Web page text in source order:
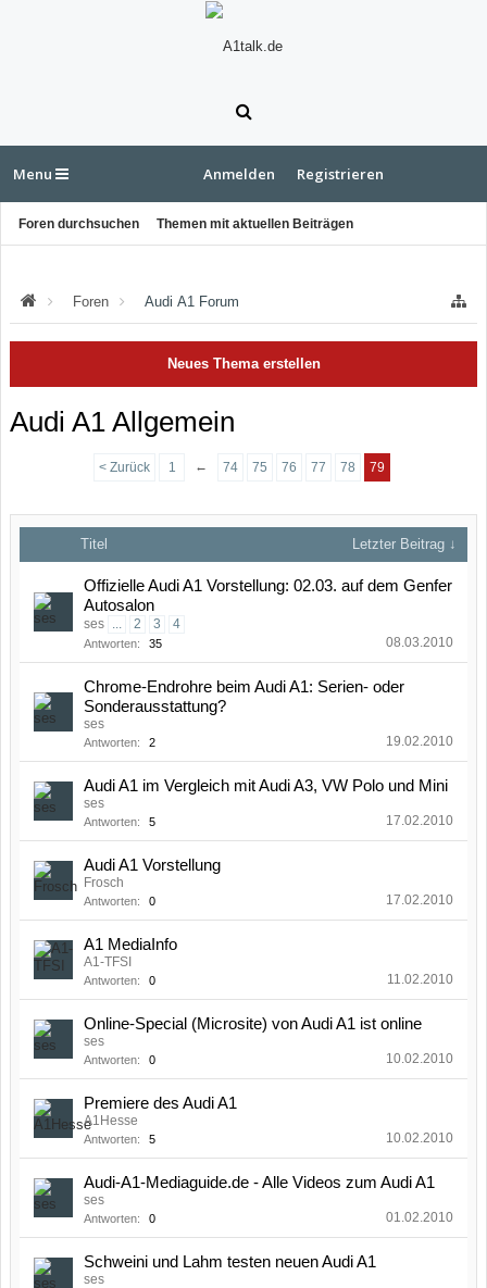
Menu
Foren durchsuchen Themen mit aktuellen Beiträgen
Anmelden Registrieren
Foren Audi A1 Forum
Neues Thema erstellen
Audi A1 Allgemein
< Zurück 1 ← 74 75 76 77 78 79
Titel Letzter Beitrag ↓
Offizielle Audi A1 Vorstellung: 02.03. auf dem Genfer
Autosalon
ses ... 2 3 4
Antworten: 35 08.03.2010
Chrome-Endrohre beim Audi A1: Serien- oder
Sonderausstattung?
ses
Antworten: 2 19.02.2010
Audi A1 im Vergleich mit Audi A3, VW Polo und Mini
ses
Antworten: 5 17.02.2010
Audi A1 Vorstellung
Frosch
Antworten: 0 17.02.2010
A1 MediaInfo
A1-TFSI
Antworten: 0 11.02.2010
Online-Special (Microsite) von Audi A1 ist online
ses
Antworten: 0 10.02.2010
Premiere des Audi A1
A1Hesse
Antworten: 5 10.02.2010
Audi-A1-Mediaguide.de - Alle Videos zum Audi A1
ses
Antworten: 0 01.02.2010
Schweini und Lahm testen neuen Audi A1
ses